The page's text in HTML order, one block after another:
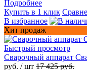
Подробнее
Купить в 1 клик
В избранное
Хит продаж
Быстрый просмотр
Сварочный аппарат
руб. / шт 17 425 руб.